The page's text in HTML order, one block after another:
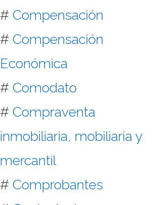
#Compensación
#Compensación
Económica
#Comodato
#Compraventa
inmobiliaria, mobiliaria y
mercantil
#Comprobantes